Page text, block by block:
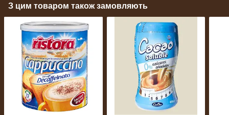
З цим товаром також замовляють